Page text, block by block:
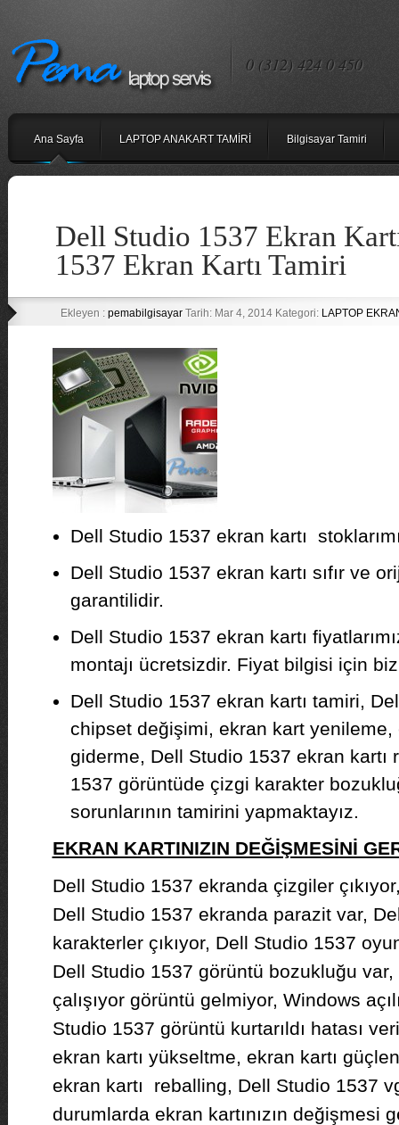
0 (312) 424 0 450
Ana Sayfa LAPTOP ANAKART TAMİRİ Bilgisayar Tamiri
Dell Studio 1537 Ekran
1537 Ekran Kartı Tamiri
Ekleyen : pemabilgisayarTarih: Mar 4, 2014 Kategori: LAPTOP
Dell Studio 1537 ekran kartı
Dell Studio 1537 ekran kartı sıfır ve
garantilidir.
Dell Studio 1537 ekran kartı
montajı ücretsizdir. Fiyat bilgisi için
Dell Studio 1537 ekran kartı tamiri,
chipset değişimi, ekran kart yenileme,
giderme, Dell Studio 1537 ekran kartı
1537 görüntüde çizgi karakter
sorunlarının tamirini yapmaktayız.
EKRAN KARTINIZIN DEĞİŞMESİNİ
Dell Studio 1537 ekranda çizgiler
Dell Studio 1537 ekranda parazit var,
karakterler çıkıyor, Dell Studio 1537
Dell Studio 1537 görüntü bozukluğu
çalışıyor görüntü gelmiyor, Windows
Studio 1537 görüntü kurtarıldı hatası
ekran kartı yükseltme, ekran kartı
ekran kartı reballing, Dell Studio 1537
durumlarda ekran kartınızın değişmesi